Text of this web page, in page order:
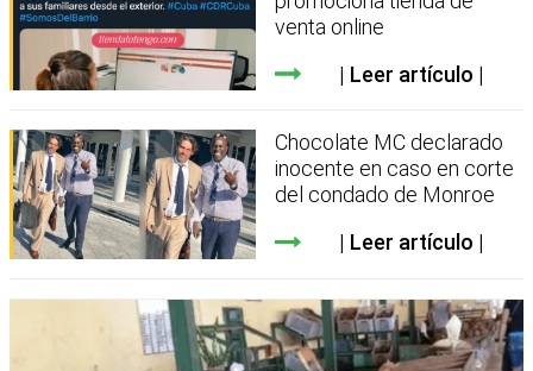
venta online
Leer artículo
Chocolate MC declarado
inocente en caso en corte
del condado de Monroe
Leer artículo